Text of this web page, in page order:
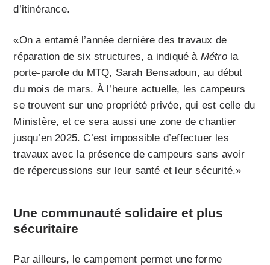
d’itinérance.
«On a entamé l’année dernière des travaux de
réparation de six structures, a indiqué à Métrola
porte-parole du MTQ, Sarah Bensadoun, au début
du mois de mars. À l’heure actuelle, les campeurs
se trouvent sur une propriété privée, qui est celle du
Ministère, et ce sera aussi une zone de chantier
jusqu’en 2025. C’est impossible d’effectuer les
travaux avec la présence de campeurs sans avoir
de répercussions sur leur santé et leur sécurité.»
Une communauté solidaire et plus
sécuritaire
Par ailleurs, le campement permet une forme